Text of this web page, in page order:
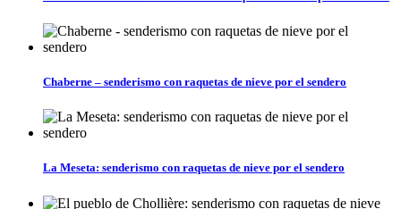
Chaberne – senderismo con raquetas de nieve por el sendero
La Meseta: senderismo con raquetas de nieve por el sendero